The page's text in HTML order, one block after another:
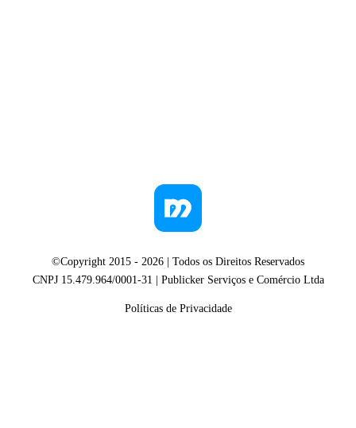
©Copyright 2015 - 2026 | Todos os Direitos Reservados
CNPJ 15.479.964/0001-31 | Publicker Serviços e Comércio Ltda
Políticas de Privacidade